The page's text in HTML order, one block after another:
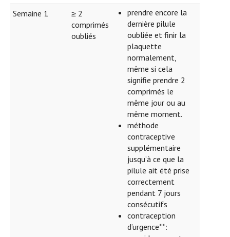
Semaine 1
≥ 2
comprimés
oubliés
prendre encore la
dernière pilule
oubliée et finir la
plaquette
normalement,
même si cela
signifie prendre 2
comprimés le
même jour ou au
même moment.
méthode
contraceptive
supplémentaire
jusqu’à ce que la
pilule ait été prise
correctement
pendant 7 jours
consécutifs
contraception
d’urgence**: